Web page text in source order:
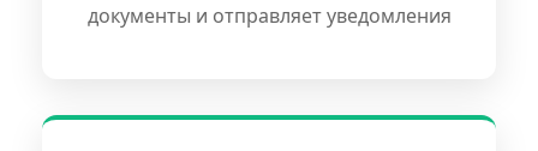
документы и отправляет уведомления